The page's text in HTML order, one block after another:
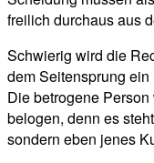
freilich durchaus aus
Schwierig wird die
dem Seitensprung
Die betrogene
belogen, denn es
sondern eben jenes